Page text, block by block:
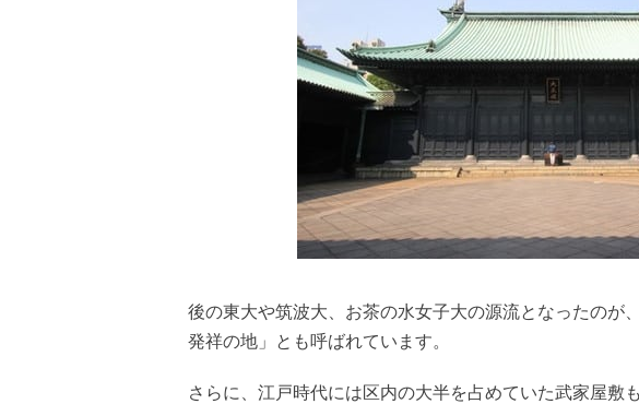
後の東大や筑波大、お茶の水女子大の源流となったのが
発祥の地」とも呼ばれています。
さらに、江戸時代には区内の大半を占めていた武家屋敷